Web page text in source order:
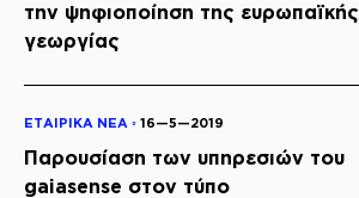
την ψηφιοποίηση της ευρωπαϊκής
γεωργίας
ΕΤΑΙΡΙΚΑ ΝΕΑ ◦ 16—5—2019
Παρουσίαση των υπηρεσιών του
gaiasense στον τύπο